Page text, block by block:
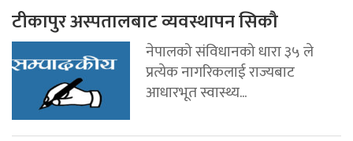
टीकापुर अस्पतालबाट व्यवस्थापन सिकौ
नेपालको संविधानको धारा ३५ ले
प्रत्येक नागरिकलाई राज्यबाट
आधारभूत स्वास्थ्य...